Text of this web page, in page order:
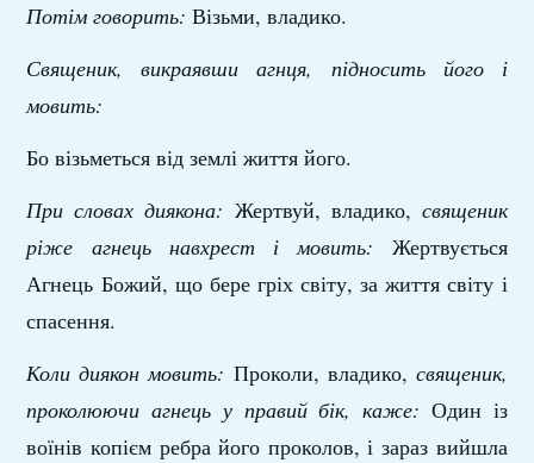
Потім говорить: Візьми, владико.
Священик, викраявши агнця, підносить його і
мовить:
Бо візьметься від землі життя його.
При словах диякона: Жертвуй, владико, священик
ріже агнець навхрест і мовить: Жертвується
Агнець Божий, що бере гріх світу, за життя світу і
спасення.
Коли диякон мовить: Проколи, владико, священик,
проколюючи агнець у правий бік, каже: Один із
воїнів копієм ребра його проколов, і зараз вийшла